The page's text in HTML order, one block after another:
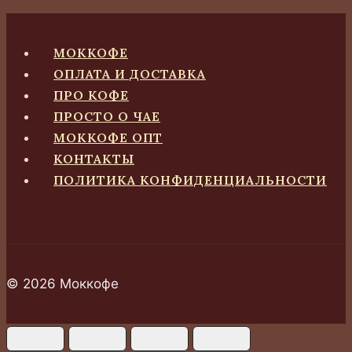
вариаций.
можно
выбрать
на
странице
товара.
МОККОФЕ
ОПЛАТА И ДОСТАВКА
ПРО КОФЕ
ПРОСТО О ЧАЕ
МОККОФЕ ОПТ
КОНТАКТЫ
ПОЛИТИКА КОНФИДЕНЦИАЛЬНОСТИ
© 2026 Моккофе